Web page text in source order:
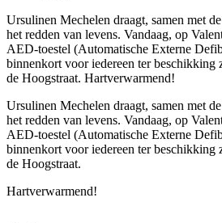
Ursulinen Mechelen draagt, samen met
het redden van levens. Vandaag, op
AED-toestel (Automatische Externe
binnenkort voor iedereen ter beschikking
de Hoogstraat. Hartverwarmend!
Ursulinen Mechelen draagt, samen met
het redden van levens. Vandaag, op
AED-toestel (Automatische Externe
binnenkort voor iedereen ter beschikking
de Hoogstraat.
Hartverwarmend!